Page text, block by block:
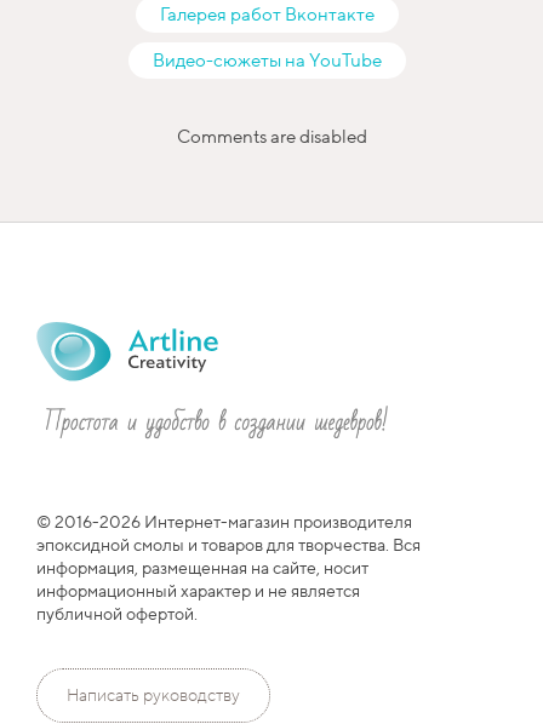
Галерея работ Вконтакте
Видео-сюжеты на YouTube
Comments are disabled
© 2016-2026 Интернет-магазин производителя
эпоксидной смолы и товаров для творчества. Вся
информация, размещенная на сайте, носит
информационный характер и не является
публичной офертой.
Написать руководству